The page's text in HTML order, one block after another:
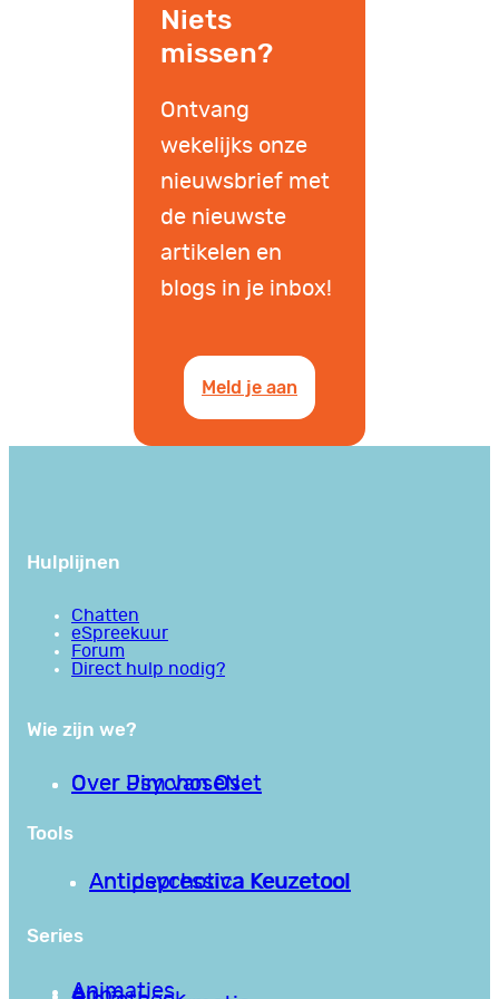
Niets
missen?
Ontvang
wekelijks onze
nieuwsbrief met
de nieuwste
artikelen en
blogs in je inbox!
Meld je aan
Hulplijnen
Chatten
eSpreekuur
Forum
Direct hulp nodig?
Wie zijn we?
Over PsychoseNet
Over Jim van Os
Tools
Antipsychotica Keuzetool
Antidepressiva Keuzetool
Series
Animaties